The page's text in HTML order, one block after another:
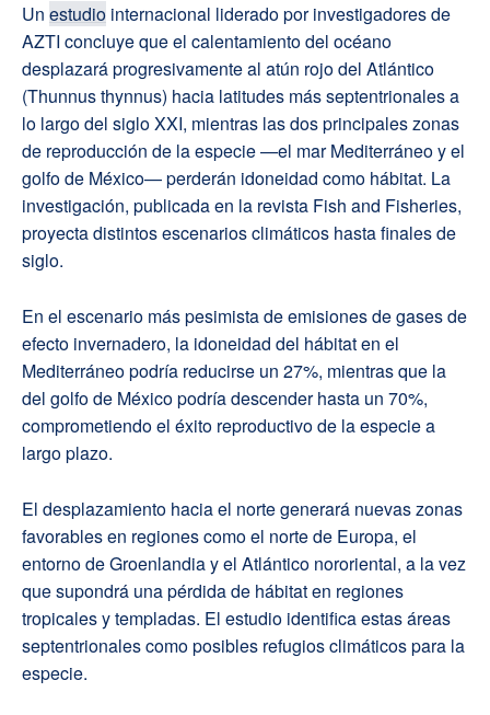
Un estudio internacional liderado por investigadores de
AZTI concluye que el calentamiento del océano
desplazará progresivamente al atún rojo del Atlántico
(Thunnus thynnus) hacia latitudes más septentrionales a
lo largo del siglo XXI, mientras las dos principales zonas
de reproducción de la especie —el mar Mediterráneo y el
golfo de México— perderán idoneidad como hábitat. La
investigación, publicada en la revista Fish and Fisheries,
proyecta distintos escenarios climáticos hasta finales de
siglo.
En el escenario más pesimista de emisiones de gases de
efecto invernadero, la idoneidad del hábitat en el
Mediterráneo podría reducirse un 27%, mientras que la
del golfo de México podría descender hasta un 70%,
comprometiendo el éxito reproductivo de la especie a
largo plazo.
El desplazamiento hacia el norte generará nuevas zonas
favorables en regiones como el norte de Europa, el
entorno de Groenlandia y el Atlántico nororiental, a la vez
que supondrá una pérdida de hábitat en regiones
tropicales y templadas. El estudio identifica estas áreas
septentrionales como posibles refugios climáticos para la
especie.